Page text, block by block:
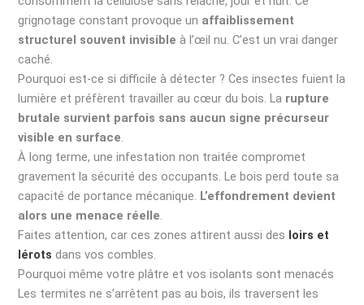
grignotage constant provoque un affaiblissement
structurel souvent invisible à l’œil nu. C’est un vrai danger
caché.
Pourquoi est-ce si difficile à détecter ? Ces insectes fuient la
lumière et préfèrent travailler au cœur du bois. La rupture
brutale survient parfois sans aucun signe précurseur
visible en surface.
À long terme, une infestation non traitée compromet
gravement la sécurité des occupants. Le bois perd toute sa
capacité de portance mécanique. L’effondrement devient
alors une menace réelle.
Faites attention, car ces zones attirent aussi des loirs et
lérots dans vos combles.
Pourquoi même votre plâtre et vos isolants sont menacés
Les termites ne s’arrêtent pas au bois, ils traversent les